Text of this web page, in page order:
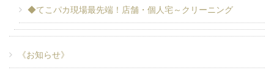
◆てこパカ現場最先端！店舗・個人宅～クリーニング
《お知らせ》